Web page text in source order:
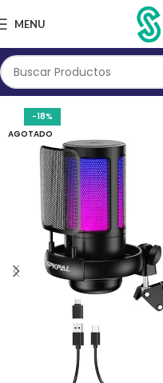
MENU
-18%
AGOTADO